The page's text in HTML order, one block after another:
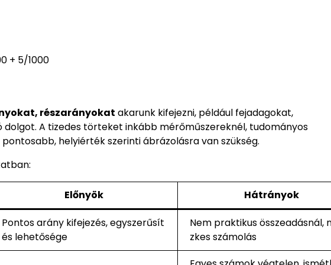
+ 5/1000
részarányokat akarunk kifejezni, például fejadagokat,
A tizedes törteket inkább mérőműszereknél, tudományos
helyiérték szerinti ábrázolásra van szükség.
Előnyök Hátrányok
Pontos arány kifejezés, egyszerűsít
és lehetősége
Nem praktikus összeadásnál,
zkes számolás